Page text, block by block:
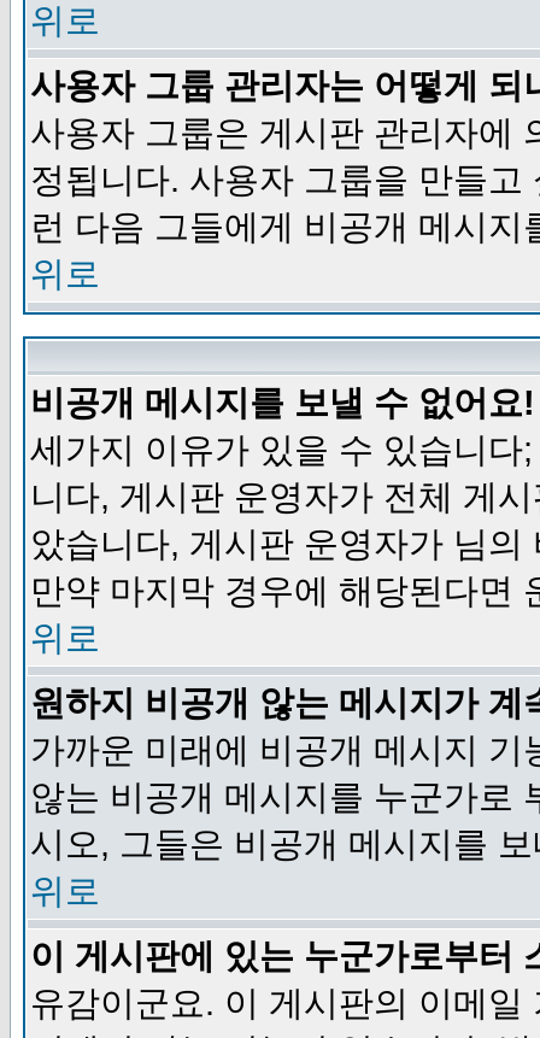
위로
사용자 그룹 관리자는 어떻게 되
사용자 그룹은 게시판 관리자에
정됩니다. 사용자 그룹을 만들
런 다음 그들에게 비공개 메시지
위로
비공개 메시지를 보낼 수 없어요!
세가지 이유가 있을 수 있습니
니다, 게시판 운영자가 전체 게
았습니다, 게시판 운영자가 님
만약 마지막 경우에 해당된다면
위로
원하지 비공개 않는 메시지가 계
가까운 미래에 비공개 메시지
않는 비공개 메시지를 누군가로
시오, 그들은 비공개 메시지를
위로
이 게시판에 있는 누군가로부터
유감이군요. 이 게시판의 이메